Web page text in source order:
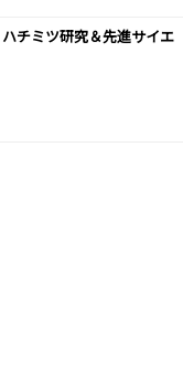
ハチミツ研究＆先進サイエ